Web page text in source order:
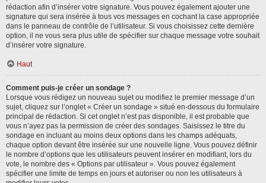
rédaction afin d’insérer votre signature. Vous pouvez également ajouter une
signature qui sera insérée à tous vos messages en cochant la case appropriée
dans le panneau de contrôle de l’utilisateur. Si vous choisissez cette dernière
option, il ne vous sera plus utile de spécifier sur chaque message votre souhait
d’insérer votre signature.
Haut
Comment puis-je créer un sondage ?
Lorsque vous rédigez un nouveau sujet ou modifiez le premier message d’un
sujet, cliquez sur l’onglet « Créer un sondage » situé en-dessous du formulaire
principal de rédaction. Si cet onglet n’est pas disponible, il est probable que
vous n’ayez pas la permission de créer des sondages. Saisissez le titre du
sondage en incluant au moins deux options dans les champs adéquats,
chaque option devant être insérée sur une nouvelle ligne. Vous pouvez définir
le nombre d’options que les utilisateurs peuvent insérer en modifiant, lors du
vote, le nombre des « Options par utilisateur ». Vous pouvez également
spécifier une limite de temps en jours et autoriser ou non les utilisateurs à